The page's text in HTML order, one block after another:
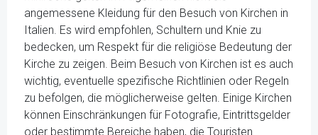
angemessene Kleidung für den Besuch von Kirchen in
Italien. Es wird empfohlen, Schultern und Knie zu
bedecken, um Respekt für die religiöse Bedeutung der
Kirche zu zeigen. Beim Besuch von Kirchen ist es auch
wichtig, eventuelle spezifische Richtlinien oder Regeln
zu befolgen, die möglicherweise gelten. Einige Kirchen
können Einschränkungen für Fotografie, Eintrittsgelder
oder bestimmte Bereiche haben, die Touristen